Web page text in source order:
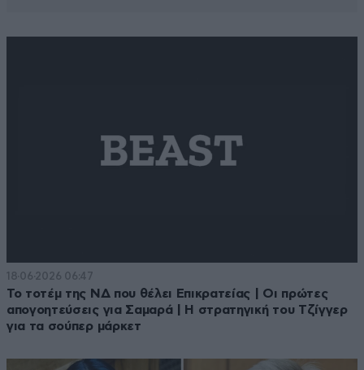
18·06·2026 06:47
Το τοτέμ της ΝΔ που θέλει Επικρατείας | Οι πρώτες
απογοητεύσεις για Σαμαρά | Η στρατηγική του Τζίγγερ
για τα σούπερ μάρκετ